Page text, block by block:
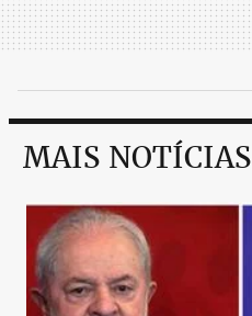
MAIS NOTÍCIAS